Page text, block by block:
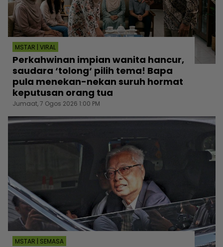
MSTAR | VIRAL
Perkahwinan impian wanita hancur,
saudara ‘tolong‘ pilih tema! Bapa
pula menekan-nekan suruh hormat
keputusan orang tua
Jumaat, 7 Ogos 2026 1:00 PM
MSTAR | SEMASA